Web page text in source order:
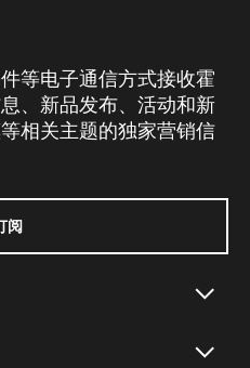
等电子通信方式接收霍
、新品发布、活动和新
相关主题的独家营销信
阅